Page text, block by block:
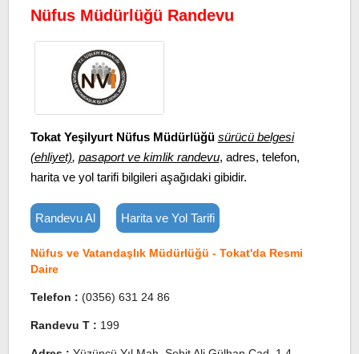
Nüfus Müdürlüğü Randevu
Tokat Yeşilyurt Nüfus Müdürlüğü sürücü belgesi
(ehliyet), pasaport ve kimlik randevu, adres, telefon,
harita ve yol tarifi bilgileri aşağıdaki gibidir.
Randevu Al Harita ve Yol Tarifi
Nüfus ve Vatandaşlık Müdürlüğü - Tokat'da Resmi
Daire
Telefon : (0356) 631 24 86
Randevu T : 199